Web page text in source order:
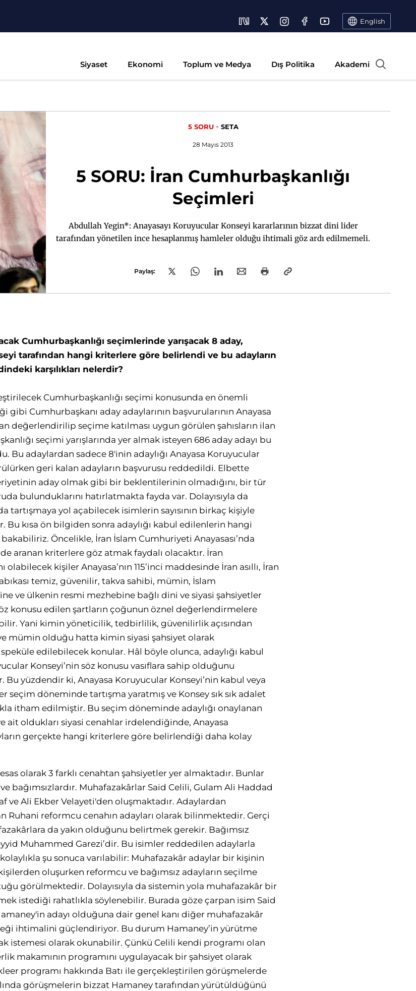
English
Siyaset Ekonomi Toplum ve Medya Dış Politika Akademi
5 SORU- SETA
28 Mayıs 2013
5 SORU: İran Cumhurbaşkanlığı
Seçimleri
Abdullah Yegin*: Anayasayı Koruyucular Konseyi kararlarının bizzat dini lider
tarafından yönetilen ince hesaplanmış hamleler olduğu ihtimali göz ardı edilmemeli.
Paylaş:
Cumhurbaşkanlığı seçimlerinde yarışacak 8 aday,
tarafından hangi kriterlere göre belirlendi ve bu adayların
karşılıkları nelerdir?
Cumhurbaşkanlığı seçimi konusunda en önemli
Cumhurbaşkanı aday adaylarının başvurularının Anayasa
değerlendirilip seçime katılması uygun görülen şahısların ilan
seçimi yarışlarında yer almak isteyen 686 aday adayı bu
Bu adaylardan sadece 8'inin adaylığı Anayasa Koruyucular
geri kalan adayların başvurusu reddedildi. Elbette
aday olmak gibi bir beklentilerinin olmadığını, bir tür
bulunduklarını hatırlatmakta fayda var. Dolayısıyla da
tartışmaya yol açabilecek isimlerin sayısının birkaç kişiyle
Bu kısa ön bilgiden sonra adaylığı kabul edilenlerin hangi
Öncelikle, İran İslam Cumhuriyeti Anayasası’nda
aranan kriterlere göz atmak faydalı olacaktır. İran
olabilecek kişiler Anayasa’nın 115’inci maddesinde İran asıllı, İran
temiz, güvenilir, takva sahibi, mümin, İslam
ve ülkenin resmi mezhebine bağlı dini ve siyasi şahsiyetler
konusu edilen şartların çoğunun öznel değerlendirmelere
Yani kimin yöneticilik, tedbirlilik, güvenilirlik açısından
mümin olduğu hatta kimin siyasi şahsiyet olarak
edilebilecek konular. Hâl böyle olunca, adaylığı kabul
Konseyi’nin söz konusu vasıflara sahip olduğunu
yüzdendir ki, Anayasa Koruyucular Konseyi’nin kabul veya
döneminde tartışma yaratmış ve Konsey sık sık adalet
itham edilmiştir. Bu seçim döneminde adaylığı onaylanan
ait oldukları siyasi cenahlar irdelendiğinde, Anayasa
gerçekte hangi kriterlere göre belirlendiği daha kolay
olarak 3 farklı cenahtan şahsiyetler yer almaktadır. Bunlar
bağımsızlardır. Muhafazakârlar Said Celili, Gulam Ali Haddad
ve Ali Ekber Velayeti'den oluşmaktadır. Adaylardan
Ruhani reformcu cenahın adayları olarak bilinmektedir. Gerçi
da yakın olduğunu belirtmek gerekir. Bağımsız
Muhammed Garezi’dir. Bu isimler reddedilen adaylarla
şu sonuca varılabilir: Muhafazakâr adaylar bir kişinin
oluşurken reformcu ve bağımsız adayların seçilme
görülmektedir. Dolayısıyla da sistemin yola muhafazakâr bir
istediği rahatlıkla söylenebilir. Burada göze çarpan isim Said
adayı olduğuna dair genel kanı diğer muhafazakâr
ihtimalini güçlendiriyor. Bu durum Hamaney’in yürütme
istemesi olarak okunabilir. Çünkü Celili kendi programı olan
makamının programını uygulayacak bir şahsiyet olarak
programı hakkında Batı ile gerçekleştirilen görüşmelerde
görüşmelerin bizzat Hamaney tarafından yürütüldüğünü